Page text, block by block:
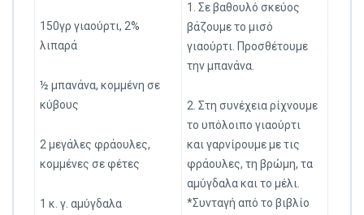
150γρ γιαούρτι, 2%
λιπαρά
½ μπανάνα, κομμένη σε
κύβους
2 μεγάλες φράουλες,
κομμένες σε φέτες
1 κ. γ. αμύγδαλα
1. Σε βαθουλό σκεύος
βάζουμε το μισό
γιαούρτι. Προσθέτουμε
την μπανάνα.
2. Στη συνέχεια ρίχνουμε
το υπόλοιπο γιαούρτι
και γαρνίρουμε με τις
φράουλες, τη βρώμη, τα
αμύγδαλα και το μέλι.
*Συνταγή από το βιβλίο